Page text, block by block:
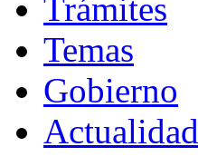
Trámites
Temas
Gobierno
Actualidad